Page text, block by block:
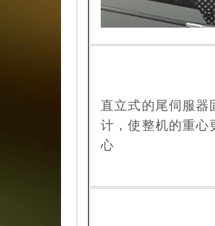
直立式的尾伺服器
计，使整机的重心
心